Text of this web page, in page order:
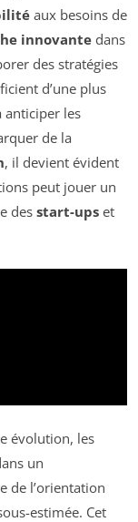
aux besoins de
innovante dans
des stratégies
d’une plus
anticiper les
de la
, il devient évident
peut jouer un
desstart-ups et
évolution, les
un
de l’orientation
estimée. Cet